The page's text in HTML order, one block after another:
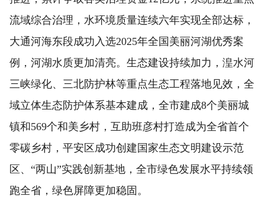
流域综合治理，水环境质量连续六年实现全部达标，
大通河海东段成功入选2025年全国美丽河湖优秀案
例，河湖水质更加清亮。生态建设持续加力，湟水河
三峡绿化、三北防护林等重点生态工程落地见效，全
域立体生态防护体系基本建成，全市建成8个美丽城
镇和569个和美乡村，互助班彦村打造成为全省首个
零碳乡村，平安区成功创建国家生态文明建设示范
区、“两山”实践创新基地，全市绿色发展水平持续领
跑全省，绿色屏障更加稳固。